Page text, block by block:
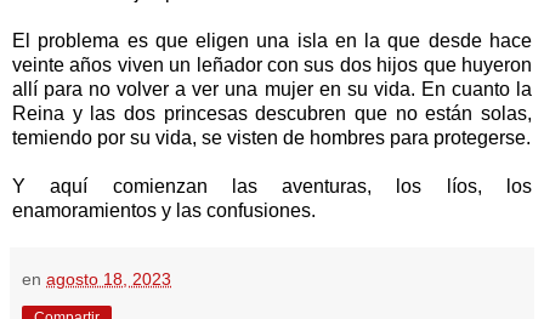
El problema es que eligen una isla en la que desde hace
veinte años viven un leñador con sus dos hijos que huyeron
allí para no volver a ver una mujer en su vida. En cuanto la
Reina y las dos princesas descubren que no están solas,
temiendo por su vida, se visten de hombres para protegerse.
Y aquí comienzan las aventuras, los líos, los
enamoramientos y las confusiones.
en agosto 18, 2023